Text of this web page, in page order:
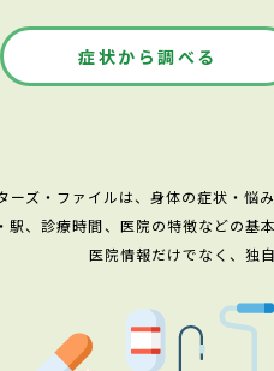
症状から調べる
ーズ・ファイルは、身体の症状・悩
駅、診療時間、医院の特徴などの基
医院情報だけでなく、独